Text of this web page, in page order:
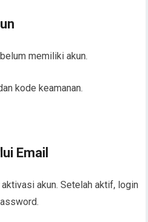
memiliki akun.
kode keamanan.
Email
akun. Setelah aktif, login